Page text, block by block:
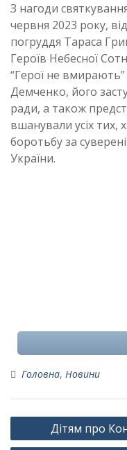
З нагоди
червня 2023 року,
погруддя Тараса
Героїв Небесної
“Герої не
Демченко, його
ради, а також
вшанували усіх тих,
боротьбу за
України.
Головна, Новини
Навігація
записів
Дітям про